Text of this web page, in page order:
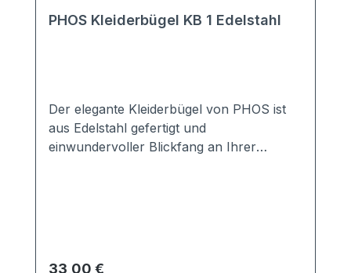
PHOS Kleiderbügel KB 1 Edelstahl
Der elegante Kleiderbügel von PHOS ist
aus Edelstahl gefertigt und
einwundervoller Blickfang an Ihrer
Regulärer Preis:
33,00 €